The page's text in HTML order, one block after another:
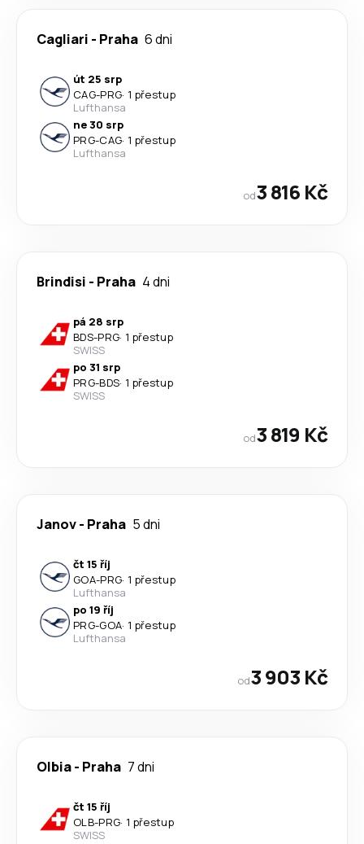
Cagliari - Praha 6 dni
út 25 srp
CAG-PRG· 1 přestup
Lufthansa
ne 30 srp
PRG-CAG· 1 přestup
Lufthansa
od3 816 Kč
Brindisi - Praha 4 dni
pá 28 srp
BDS-PRG· 1 přestup
SWISS
po 31 srp
PRG-BDS· 1 přestup
SWISS
od3 819 Kč
Janov- Praha 5 dni
čt 15 říj
GOA-PRG· 1 přestup
Lufthansa
po 19 říj
PRG-GOA· 1 přestup
Lufthansa
od3 903 Kč
Olbia- Praha 7 dni
čt 15 říj
OLB-PRG· 1 přestup
SWISS